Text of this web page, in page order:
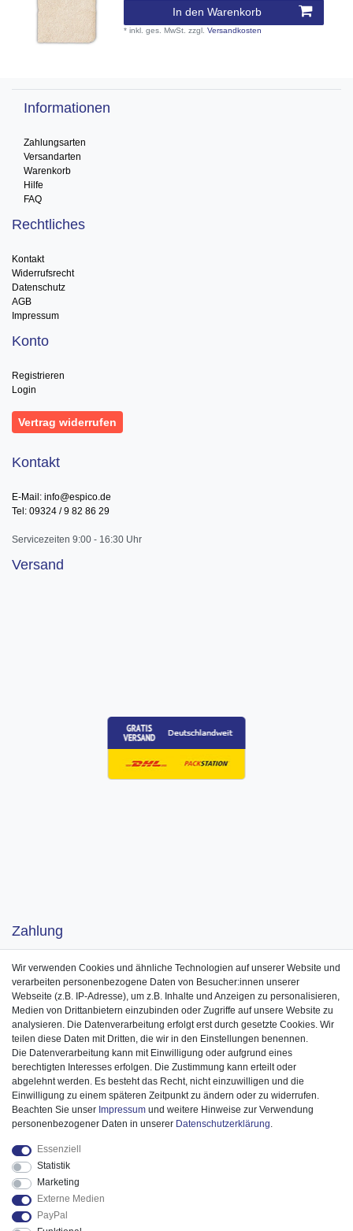
In den Warenkorb
*inkl. ges. MwSt. zzgl.Versandkosten
Informationen
Zahlungsarten
Versandarten
Warenkorb
Hilfe
FAQ
Rechtliches
Kontakt
Widerrufsrecht
Datenschutz
AGB
Impressum
Konto
Registrieren
Login
Vertrag widerrufen
Kontakt
E-Mail: info@espico.de
Tel: 09324 / 9 82 86 29
Servicezeiten 9:00 - 16:30 Uhr
Versand
Zahlung
Wir verwenden Cookies und ähnliche Technologien auf unserer Website und
verarbeiten personenbezogene Daten von Besucher:innen unserer
Webseite (z.B. IP-Adresse), um z.B. Inhalte und Anzeigen zu personalisieren,
Medien von Drittanbietern einzubinden oder Zugriffe auf unsere Website zu
analysieren. Die Datenverarbeitung erfolgt erst durch gesetzte Cookies. Wir
teilen diese Daten mit Dritten, die wir in den Einstellungen benennen.
Die Datenverarbeitung kann mit Einwilligung oder aufgrund eines
berechtigten Interesses erfolgen. Die Zustimmung kann erteilt oder
abgelehnt werden. Es besteht das Recht, nicht einzuwilligen und die
Einwilligung zu einem späteren Zeitpunkt zu ändern oder zu widerrufen.
Beachten Sie unser Impressum und weitere Hinweise zur Verwendung
personenbezogener Daten in unserer Daten­schutz­erklärung.
Essenziell
Statistik
Marketing
Externe Medien
PayPal